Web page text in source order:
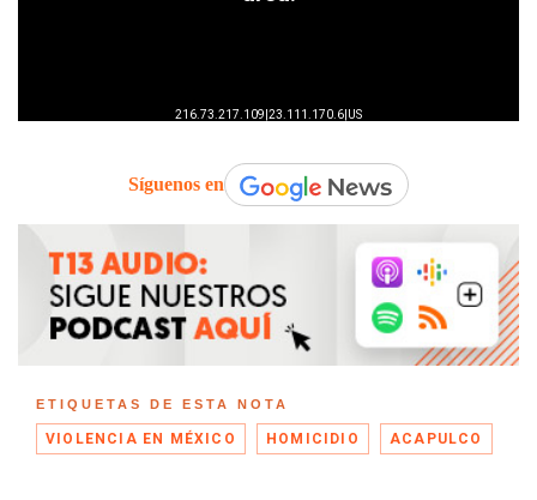
Síguenos en
ETIQUETAS DE ESTA NOTA
VIOLENCIA EN MÉXICO HOMICIDIO ACAPULCO